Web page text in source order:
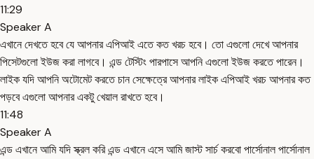
11:29
Speaker A
এখানে দেখতে হবে যে আপনার এপিআই এতে কত খরচ হবে। তো এগুলো দেখে আপনার
পিসেটগুলো ইউজ করা লাগবে। এন্ড টেস্টিং পারপাসে আপনি এগুলো ইউজ করতে পারেন।
লাইক যদি আপনি অটোমেট করতে চান সেক্ষেত্রে আপনার লাইক এপিআই খরচ আপনার কত
পড়বে এগুলো আপনার একটু খেয়াল রাখতে হবে।
11:48
Speaker A
এন্ড এখানে আমি যদি স্ক্রল করি এন্ড এখানে এসে আমি জাস্ট সার্চ করবো পার্সোনাল পার্সোনাল